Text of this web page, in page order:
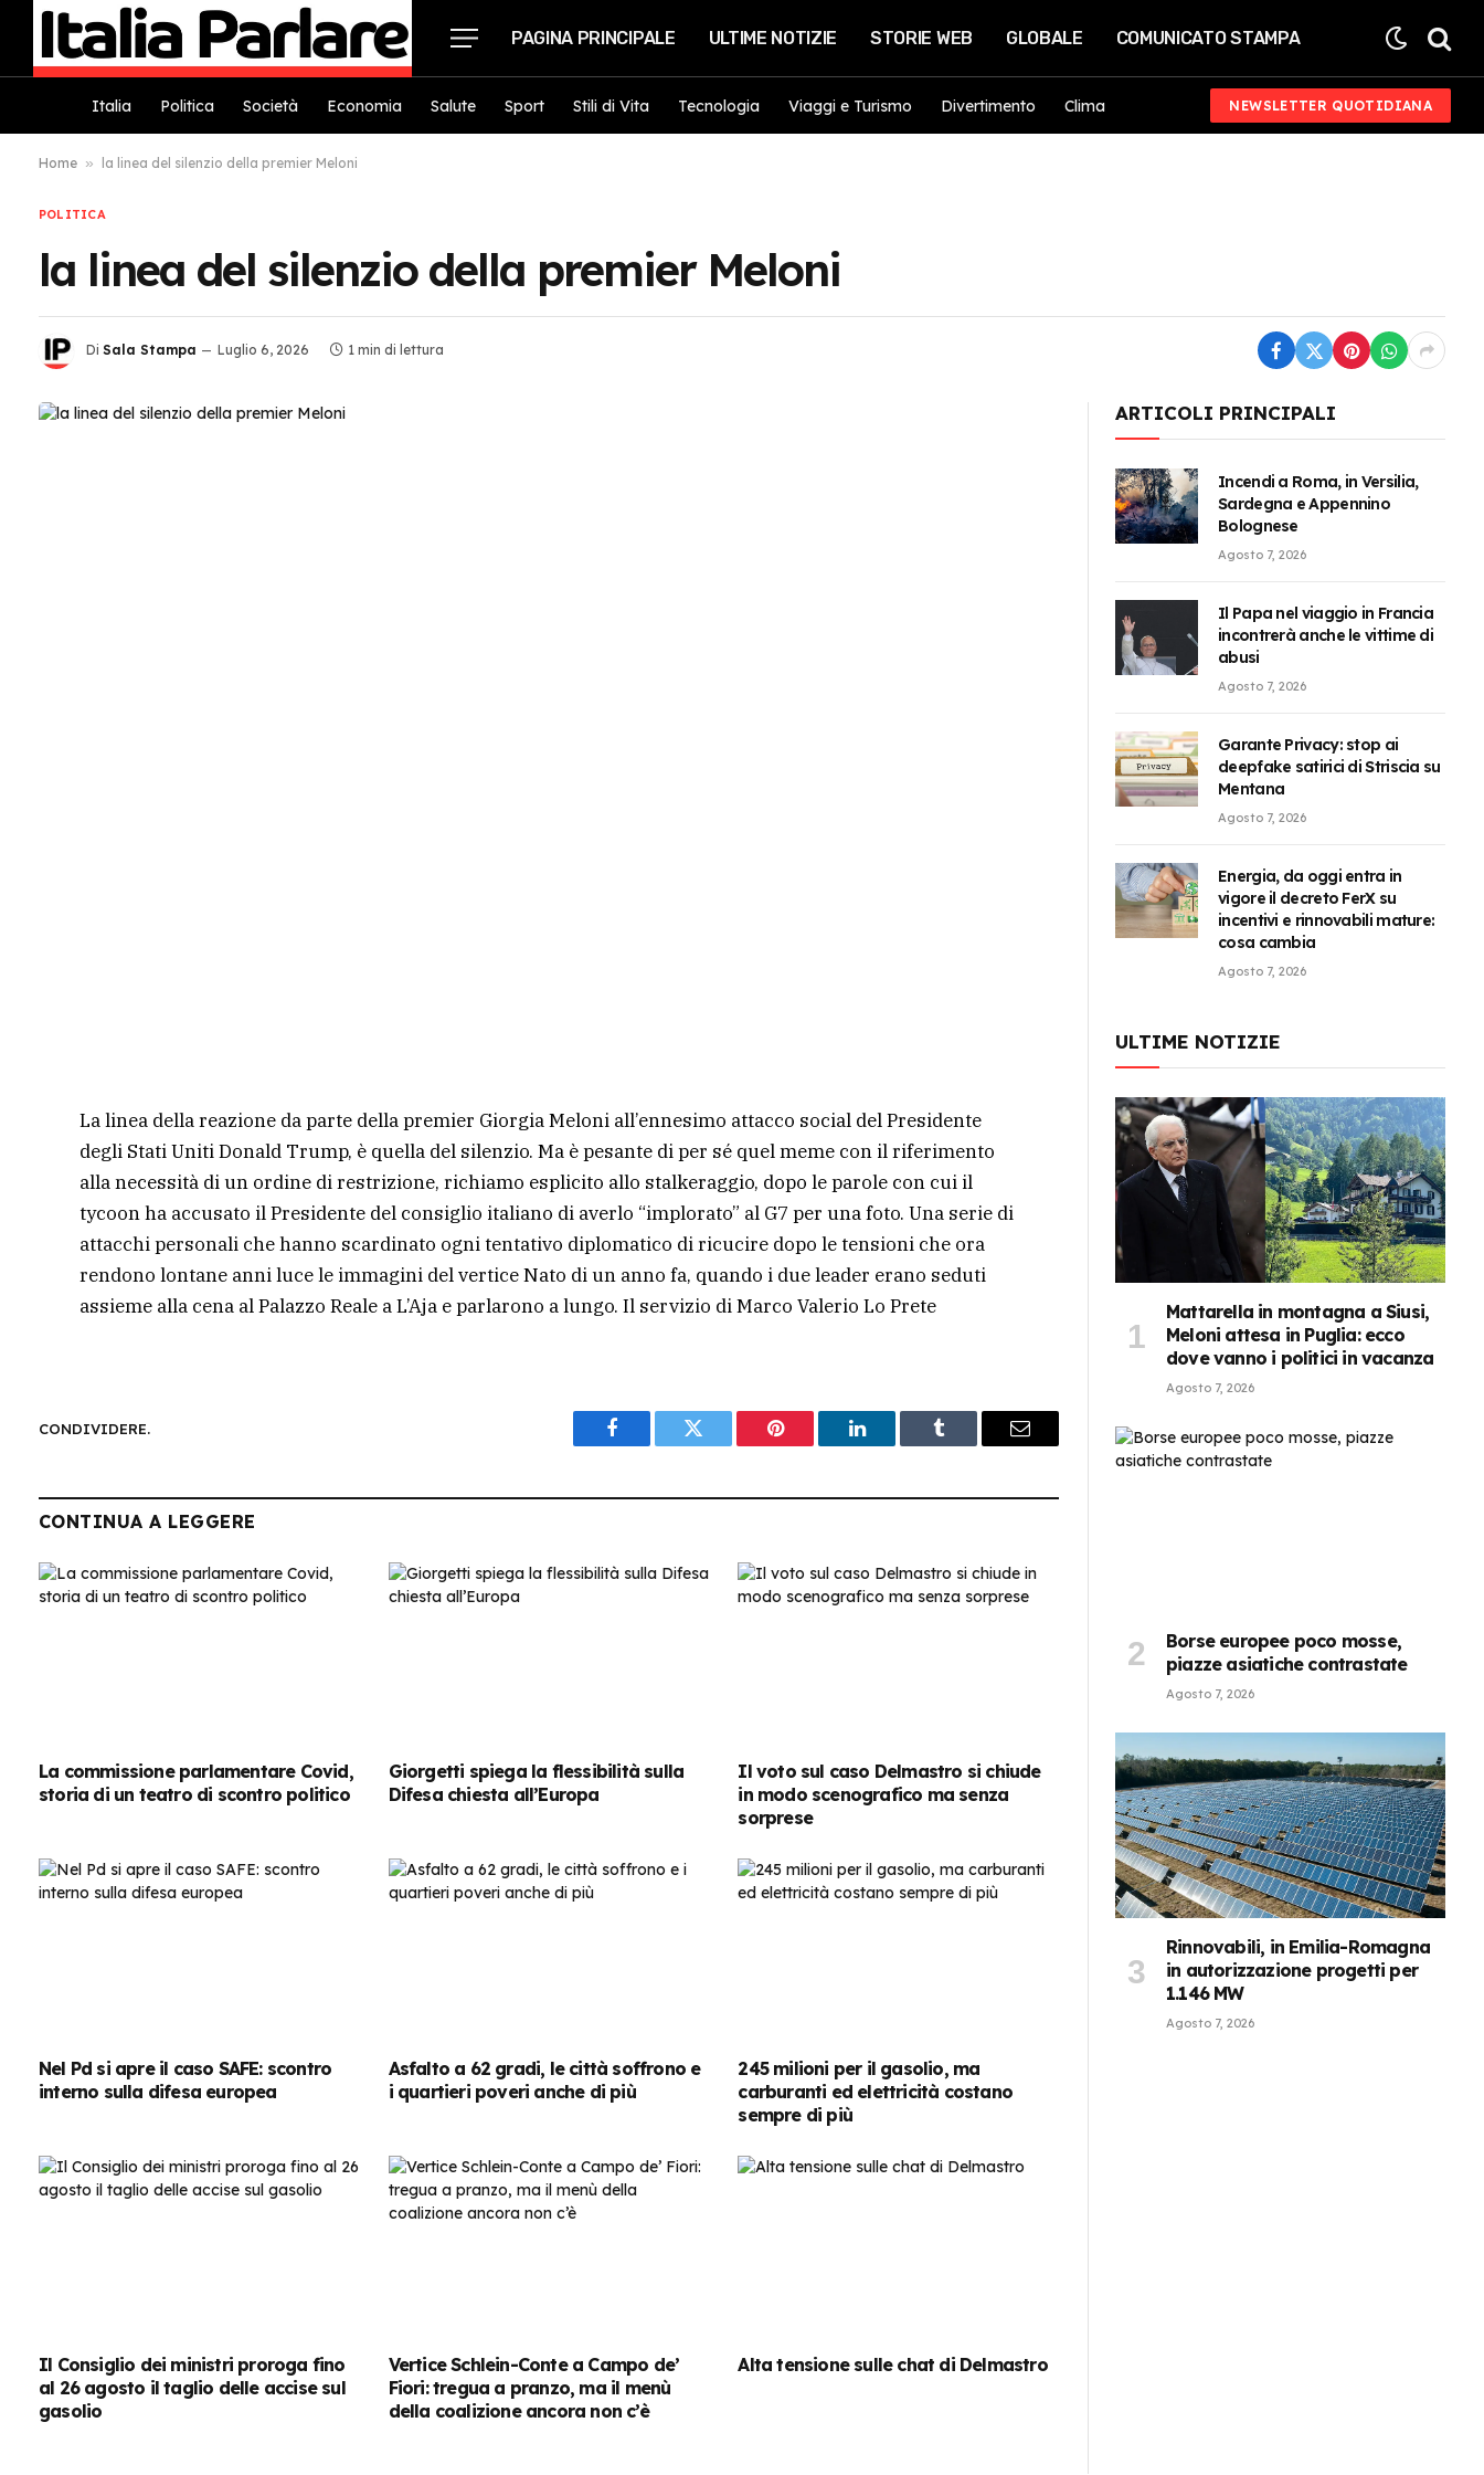
PAGINA PRINCIPALE ULTIME NOTIZIE STORIE WEB GLOBALE COMUNICATO STAMPA
Italia Politica Società Economia Salute Sport Stili di Vita Tecnologia Viaggi e Turismo Divertimento Clima NEWSLETTER QUOTIDIANA
Home » la linea del silenzio della premier Meloni
POLITICA
la linea del silenzio della premier Meloni
Di Sala Stampa Luglio 6, 2026 1 min di lettura
La linea della reazione da parte della premier Giorgia Meloni all’ennesimo attacco social del Presidente
degli Stati Uniti Donald Trump, è quella del silenzio. Ma è pesante di per sé quel meme con il riferimento
alla necessità di un ordine di restrizione, richiamo esplicito allo stalkeraggio, dopo le parole con cui il
tycoon ha accusato il Presidente del consiglio italiano di averlo “implorato” al G7 per una foto. Una serie di
attacchi personali che hanno scardinato ogni tentativo diplomatico di ricucire dopo le tensioni che ora
rendono lontane anni luce le immagini del vertice Nato di un anno fa, quando i due leader erano seduti
assieme alla cena al Palazzo Reale a L’Aja e parlarono a lungo. Il servizio di Marco Valerio Lo Prete
CONDIVIDERE.
Facebook Twitter Pinterest LinkedIn Tumblr Email
CONTINUA A LEGGERE
La commissione parlamentare Covid,
storia di un teatro di scontro politico
Giorgetti spiega la flessibilità sulla
Difesa chiesta all’Europa
Il voto sul caso Delmastro si chiude
in modo scenografico ma senza
sorprese
Nel Pd si apre il caso SAFE: scontro
interno sulla difesa europea
Asfalto a 62 gradi, le città soffrono e
i quartieri poveri anche di più
245 milioni per il gasolio, ma
carburanti ed elettricità costano
sempre di più
Il Consiglio dei ministri proroga fino
al 26 agosto il taglio delle accise sul
gasolio
Vertice Schlein-Conte a Campo de’
Fiori: tregua a pranzo, ma il menù
della coalizione ancora non c’è
Alta tensione sulle chat di Delmastro
ARTICOLI PRINCIPALI
Incendi a Roma, in Versilia,
Sardegna e Appennino
Bolognese
Agosto 7, 2026
Il Papa nel viaggio in Francia
incontrerà anche le vittime di
abusi
Agosto 7, 2026
Garante Privacy: stop ai
deepfake satirici di Striscia su
Mentana
Agosto 7, 2026
Energia, da oggi entra in
vigore il decreto FerX su
incentivi e rinnovabili mature:
cosa cambia
Agosto 7, 2026
ULTIME NOTIZIE
Mattarella in montagna a Siusi,
Meloni attesa in Puglia: ecco
dove vanno i politici in vacanza
Agosto 7, 2026
Borse europee poco mosse,
piazze asiatiche contrastate
Agosto 7, 2026
Rinnovabili, in Emilia-Romagna
in autorizzazione progetti per
1.146 MW
Agosto 7, 2026